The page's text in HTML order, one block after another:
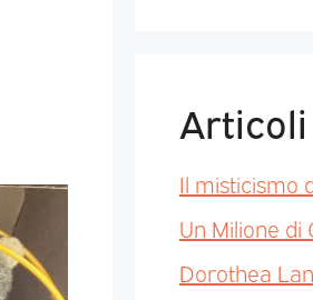
Il misticismo
Un Milione di
Dorothea